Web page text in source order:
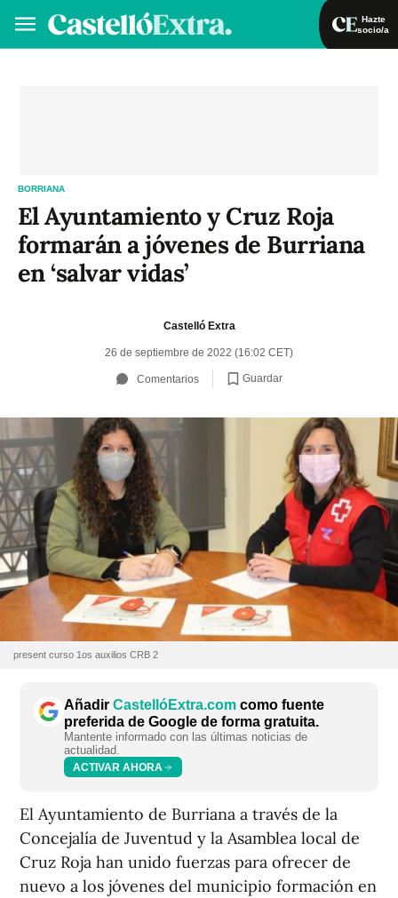
Hazte
socio/a
BORRIANA
El Ayuntamiento y Cruz Roja
formarán a jóvenes de Burriana
en ‘salvar vidas’
Castelló Extra
26 de septiembre de 2022 (16:02 CET)
Comentarios Guardar
present curso 1os auxilios CRB 2
Añadir CastellóExtra.com como fuente
preferida de Google de forma gratuita.
Mantente informado con las últimas noticias de
actualidad.
ACTIVAR AHORA
El Ayuntamiento de Burriana a través de la
Concejalía de Juventud y la Asamblea local de
Cruz Roja han unido fuerzas para ofrecer de
nuevo a los jóvenes del municipio formación en